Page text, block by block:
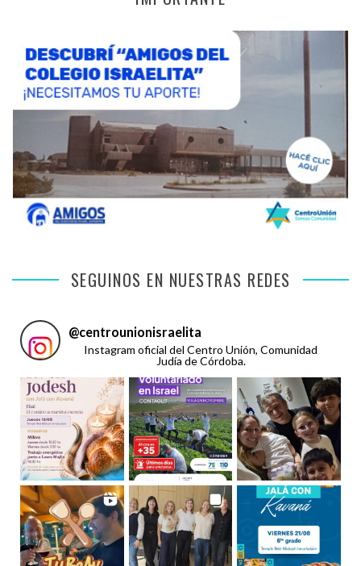
SEGUINOS EN NUESTRAS REDES
@centrounionisraelita
Instagram oficial del Centro Unión, Comunidad
Judía de Córdoba.